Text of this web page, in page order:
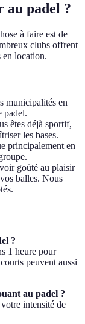
au padel ?
à faire est de
clubs offrent
en location.
municipalités en
padel.
êtes déjà sportif,
les bases.
principalement en
goûté au plaisir
balles. Nous
?
1 heure pour
peuvent aussi
au padel ?
intensité de